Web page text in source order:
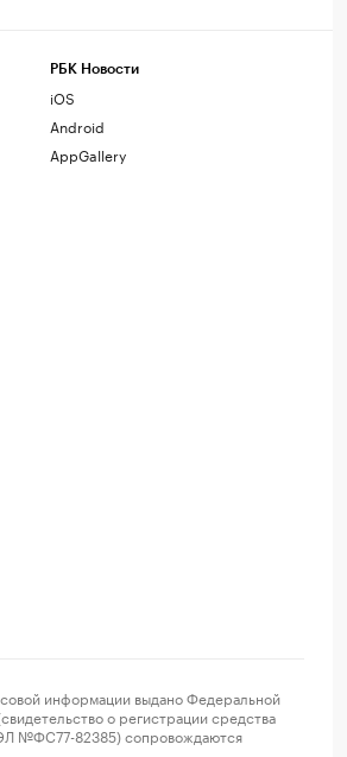
РБК Новости
iOS
Android
AppGallery
информации выдано Федеральной
о регистрации средства
№ФС77-82385) сопровождаются